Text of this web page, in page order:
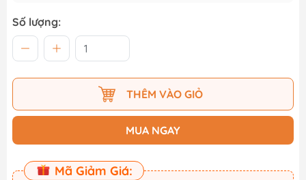
Số lượng:
THÊM VÀO GIỎ
MUA NGAY
Mã Giảm Giá: